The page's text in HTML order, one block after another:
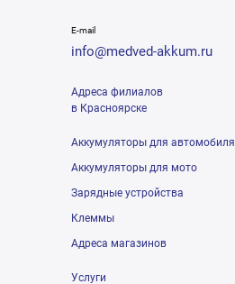
E-mail
info@medved-akkum.ru
Адреса филиалов
в Красноярске
Аккумуляторы для автомобиля
Аккумуляторы для мото
Зарядные устройства
Клеммы
Адреса магазинов
Услуги